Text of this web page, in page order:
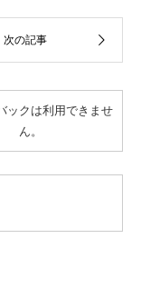
ックは利用できませ
ん。